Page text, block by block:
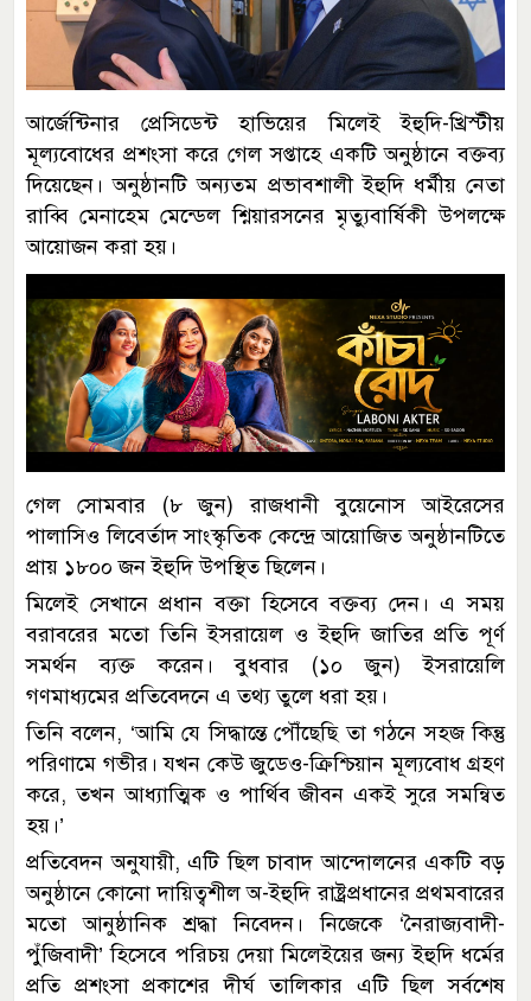
আর্জেন্টিনার প্রেসিডেন্ট হাভিয়ের মিলেই ইহুদি-খ্রিস্টীয়
মূল্যবোধের প্রশংসা করে গেল সপ্তাহে একটি অনুষ্ঠানে বক্তব্য
দিয়েছেন। অনুষ্ঠানটি অন্যতম প্রভাবশালী ইহুদি ধর্মীয় নেতা
রাব্বি মেনাহেম মেন্ডেল শ্নিয়ারসনের মৃত্যুবার্ষিকী উপলক্ষে
আয়োজন করা হয়।
গেল সোমবার (৮ জুন) রাজধানী বুয়েনোস আইরেসের
পালাসিও লিবের্তাদ সাংস্কৃতিক কেন্দ্রে আয়োজিত অনুষ্ঠানটিতে
প্রায় ১৮০০ জন ইহুদি উপস্থিত ছিলেন।
মিলেই সেখানে প্রধান বক্তা হিসেবে বক্তব্য দেন। এ সময়
বরাবরের মতো তিনি ইসরায়েল ও ইহুদি জাতির প্রতি পূর্ণ
সমর্থন ব্যক্ত করেন। বুধবার (১০ জুন) ইসরায়েলি
গণমাধ্যমের প্রতিবেদনে এ তথ্য তুলে ধরা হয়।
তিনি বলেন, ‘আমি যে সিদ্ধান্তে পৌঁছেছি তা গঠনে সহজ কিন্তু
পরিণামে গভীর। যখন কেউ জুডেও-ক্রিশ্চিয়ান মূল্যবোধ গ্রহণ
করে, তখন আধ্যাত্মিক ও পার্থিব জীবন একই সুরে সমন্বিত
হয়।’
প্রতিবেদন অনুযায়ী, এটি ছিল চাবাদ আন্দোলনের একটি বড়
অনুষ্ঠানে কোনো দায়িত্বশীল অ-ইহুদি রাষ্ট্রপ্রধানের প্রথমবারের
মতো আনুষ্ঠানিক শ্রদ্ধা নিবেদন। নিজেকে ‘নৈরাজ্যবাদী-
পুঁজিবাদী’ হিসেবে পরিচয় দেয়া মিলেইয়ের জন্য ইহুদি ধর্মের
প্রতি প্রশংসা প্রকাশের দীর্ঘ তালিকার এটি ছিল সর্বশেষ